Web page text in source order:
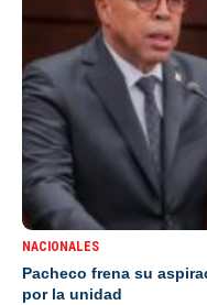
NACIONALES
Pacheco frena su
por la unidad